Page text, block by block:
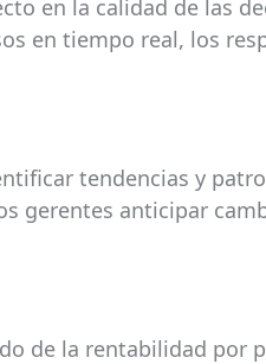
en la calidad de las
en tiempo real, los
tendencias y
gerentes anticipar
de la rentabilidad por